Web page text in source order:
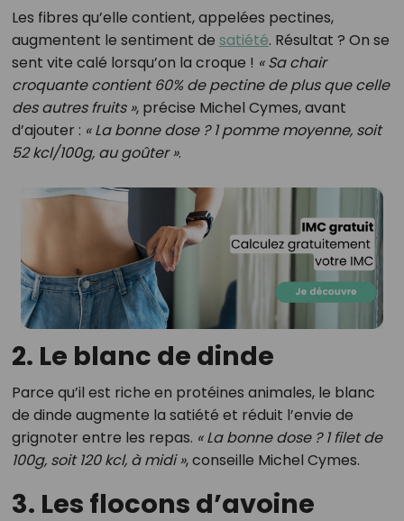
Les fibres qu’elle contient, appelées pectines,
augmentent le sentiment de satiété. Résultat ? On se
sent vite calé lorsqu’on la croque ! « Sa chair
croquante contient 60% de pectine de plus que celle
des autres fruits », précise Michel Cymes, avant
d’ajouter : « La bonne dose ? 1 pomme moyenne, soit
52 kcl/100g, au goûter ».
2. Le blanc de dinde
Parce qu’il est riche en protéines animales, le blanc
de dinde augmente la satiété et réduit l’envie de
grignoter entre les repas. « La bonne dose ? 1 filet de
100g, soit 120 kcl, à midi », conseille Michel Cymes.
3. Les flocons d’avoine